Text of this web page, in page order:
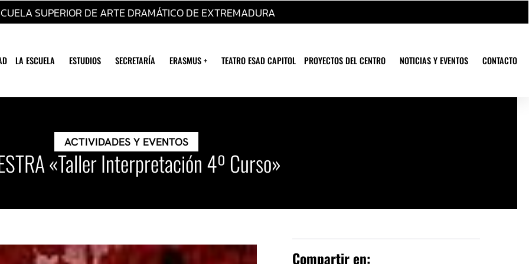
SUPERIOR DE ARTE DRAMÁTICO DE EXTREMADURA
LA ESCUELA ESTUDIOS SECRETARÍA ERASMUS + TEATRO ESAD CAPITOL PROYECTOS DEL CENTRO NOTICIAS Y EVENTOS CONTACTO
ACTIVIDADES Y EVENTOS
«Taller Interpretación 4º Curso»
Compartir en: